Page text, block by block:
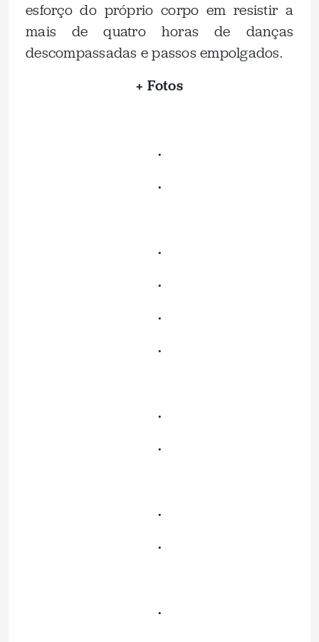
esforço do próprio corpo em resistir a
mais de quatro horas de danças
descompassadas e passos empolgados.
+ Fotos
.
.
.
.
.
.
.
.
.
.
.